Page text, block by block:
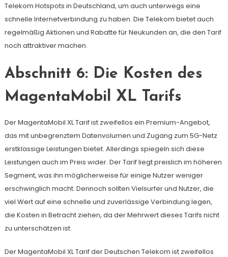
Telekom Hotspots in Deutschland, um auch unterwegs eine
schnelle Internetverbindung zu haben. Die Telekom bietet auch
regelmäßig Aktionen und Rabatte für Neukunden an, die den Tarif
noch attraktiver machen.
Abschnitt 6: Die Kosten des
MagentaMobil XL Tarifs
Der MagentaMobil XL Tarif ist zweifellos ein Premium-Angebot,
das mit unbegrenztem Datenvolumen und Zugang zum 5G-Netz
erstklassige Leistungen bietet. Allerdings spiegeln sich diese
Leistungen auch im Preis wider. Der Tarif liegt preislich im höheren
Segment, was ihn möglicherweise für einige Nutzer weniger
erschwinglich macht. Dennoch sollten Vielsurfer und Nutzer, die
viel Wert auf eine schnelle und zuverlässige Verbindung legen,
die Kosten in Betracht ziehen, da der Mehrwert dieses Tarifs nicht
zu unterschätzen ist.
Der MagentaMobil XL Tarif der Deutschen Telekom ist zweifellos